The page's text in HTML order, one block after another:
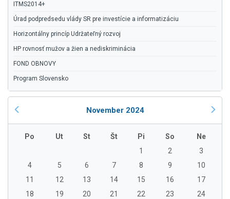
ITMS2014+
Úrad podpredsedu vlády SR pre investície a informatizáciu
Horizontálny princíp Udržateľný rozvoj
HP rovnosť mužov a žien a nediskriminácia
FOND OBNOVY
Program Slovensko
November 2024
Po Ut St Št Pi So
Ne
1
2
3
4
5 6 7 8 9
10
11
12 13 14 15 16
17
18
19 20 21 22 23
24